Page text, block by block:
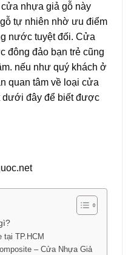
nhựa giả gỗ này
tự nhiên nhờ ưu điểm
nước tuyệt đối. Cửa
đông đảo bạn trẻ cũng
nếu như quý khách ở
quan tâm về loại cửa
dưới đây để biết được
TP.HCM
– Cửa Nhựa Giả